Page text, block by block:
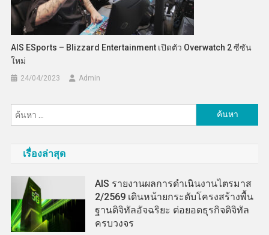
AIS ESports – Blizzard Entertainment เปิดตัว Overwatch 2 ซีซัน
ใหม่
24/04/2023 Admin
สำหรับ:
เรื่องล่าสุด
AIS รายงานผลการดำเนินงานไตรมาส
2/2569 เดินหน้ายกระดับโครงสร้างพื้น
ฐานดิจิทัลอัจฉริยะ ต่อยอดธุรกิจดิจิทัล
ครบวงจร